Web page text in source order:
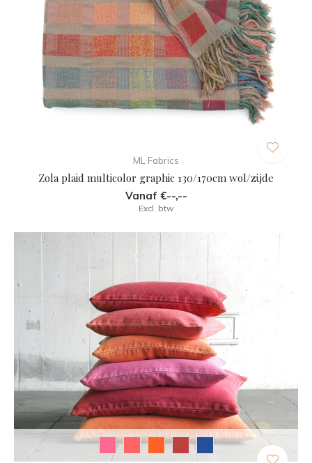
ML Fabrics
Zola plaid multicolor graphic 130/170cm wol/zijde
Vanaf €--,--
Excl. btw